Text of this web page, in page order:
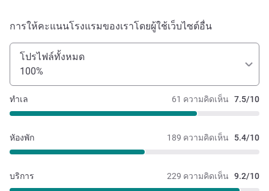
การให้คะแนนโรงแรมของเราโดยผู้ใช้เว็บไซต์อื่น
โปรไฟล์ทั้งหมด
100%
61 ความคิดเห็น 7.5/10
ทำเล
189 ความคิดเห็น 5.4/10
หัองพัก
229 ความคิดเห็น 9.2/10
บริการ